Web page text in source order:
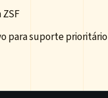
ZSF
para suporte prioritário